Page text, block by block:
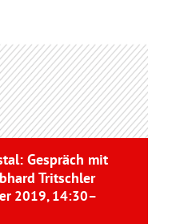
Gespräch mit
Tritschler
2019, 14:30–